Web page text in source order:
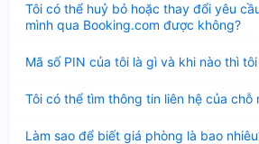
Tôi có thể huỷ bỏ hoặc thay đổi yêu
mình qua Booking.com được không?
thu
gọn
Mã số PIN của tôi là gì và khi nào thì
thu
Tôi có thể tìm thông tin liên hệ của chỗ
thu
Làm sao để biết giá phòng là bao
thu